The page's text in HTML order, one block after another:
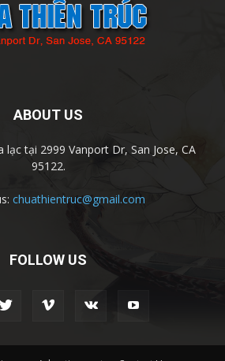
ABOUT US
lạc tại 2999 Vanport Dr, San Jose, CA
95122.
chuathientruc@gmail.com
FOLLOW US